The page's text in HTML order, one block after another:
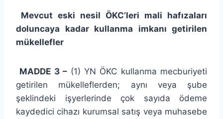
Mevcut eski nesil ÖKC’leri mali hafızaları
doluncaya kadar kullanma imkanı getirilen
mükellefler
MADDE 3 – (1) YN ÖKC kullanma mecburiyeti
getirilen mükelleflerden; aynı veya şube
şeklindeki işyerlerinde çok sayıda ödeme
kaydedici cihazı kurumsal satış veya muhasebe